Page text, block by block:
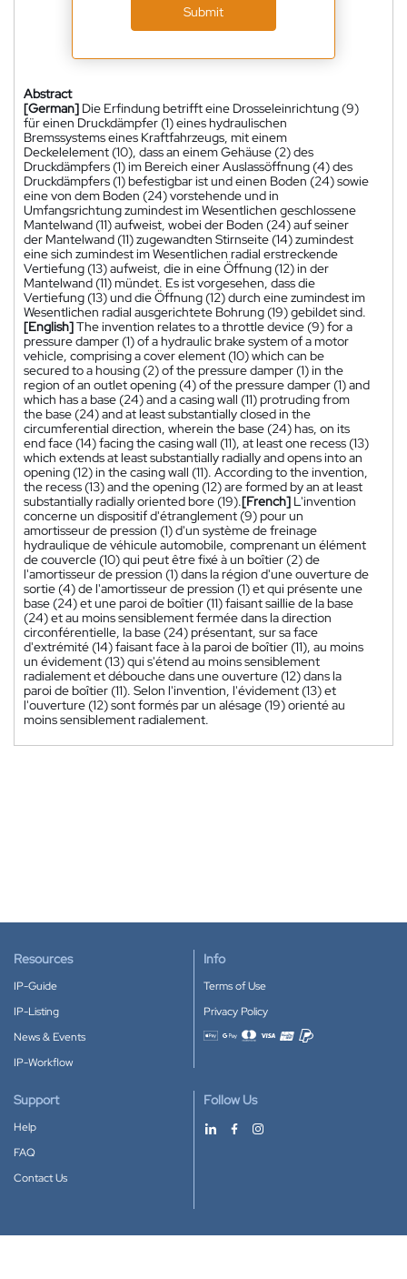
Submit
Abstract
[German] Die Erfindung betrifft eine Drosseleinrichtung (9)
für einen Druckdämpfer (1) eines hydraulischen
Bremssystems eines Kraftfahrzeugs, mit einem
Deckelelement (10), dass an einem Gehäuse (2) des
Druckdämpfers (1) im Bereich einer Auslassöffnung (4) des
Druckdämpfers (1) befestigbar ist und einen Boden (24) sowie
eine von dem Boden (24) vorstehende und in
Umfangsrichtung zumindest im Wesentlichen geschlossene
Mantelwand (11) aufweist, wobei der Boden (24) auf seiner
der Mantelwand (11) zugewandten Stirnseite (14) zumindest
eine sich zumindest im Wesentlichen radial erstreckende
Vertiefung (13) aufweist, die in eine Öffnung (12) in der
Mantelwand (11) mündet. Es ist vorgesehen, dass die
Vertiefung (13) und die Öffnung (12) durch eine zumindest im
Wesentlichen radial ausgerichtete Bohrung (19) gebildet sind.
[English]The invention relates to a throttle device (9) for a
pressure damper (1) of a hydraulic brake system of a motor
vehicle, comprising a cover element (10) which can be
secured to a housing (2) of the pressure damper (1) in the
region of an outlet opening (4) of the pressure damper (1) and
which has a base (24) and a casing wall (11) protruding from
the base (24) and at least substantially closed in the
circumferential direction, wherein the base (24) has, on its
end face (14) facing the casing wall (11), at least one recess (13)
which extends at least substantially radially and opens into an
opening (12) in the casing wall (11). According to the invention,
the recess (13) and the opening (12) are formed by an at least
substantially radially oriented bore (19).[French] L'invention
concerne un dispositif d'étranglement (9) pour un
amortisseur de pression (1) d'un système de freinage
hydraulique de véhicule automobile, comprenant un élément
de couvercle (10) qui peut être fixé à un boîtier (2) de
l'amortisseur de pression (1) dans la région d'une ouverture de
sortie (4) de l'amortisseur de pression (1) et qui présente une
base (24) et une paroi de boîtier (11) faisant saillie de la base
(24) et au moins sensiblement fermée dans la direction
circonférentielle, la base (24) présentant, sur sa face
d'extrémité (14) faisant face à la paroi de boîtier (11), au moins
un évidement (13) qui s'étend au moins sensiblement
radialement et débouche dans une ouverture (12) dans la
paroi de boîtier (11). Selon l'invention, l'évidement (13) et
l'ouverture (12) sont formés par un alésage (19) orienté au
moins sensiblement radialement.
Resources
IP-Guide
IP-Listing
News & Events
IP-Workflow
Info
Terms of Use
Privacy Policy
Accepted payment methods
Support
Help
FAQ
Contact Us
Follow Us